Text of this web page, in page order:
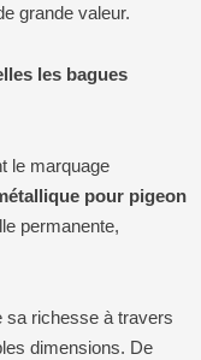
grande valeur.
les bagues
le marquage
pour pigeon
permanente,
sa richesse à travers
dimensions. De